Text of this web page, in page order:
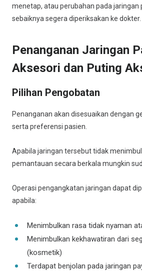
menetap, atau perubahan pada jaringan
sebaiknya segera diperiksakan ke dokter.
Penanganan Jaringan
Aksesori dan Puting
Pilihan Pengobatan
Penanganan akan disesuaikan dengan
serta preferensi pasien.
Apabila jaringan tersebut tidak
pemantauan secara berkala mungkin
Operasi pengangkatan jaringan dapat
apabila:
Menimbulkan rasa tidak nyaman
Menimbulkan kekhawatiran dari
(kosmetik)
Terdapat benjolan pada jaringan